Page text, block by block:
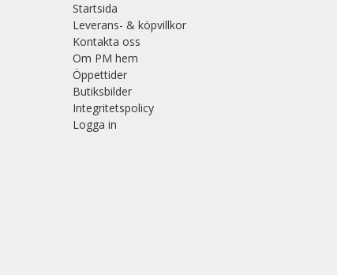
Startsida
Leverans- & köpvillkor
Kontakta oss
Om PM hem
Öppettider
Butiksbilder
Integritetspolicy
Logga in